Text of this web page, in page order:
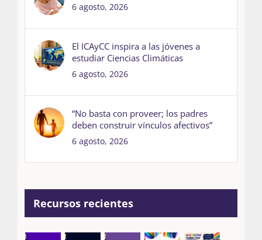
6 agosto, 2026
El ICAyCC inspira a las jóvenes a
estudiar Ciencias Climáticas
6 agosto, 2026
“No basta con proveer; los padres
deben construir vínculos afectivos”
6 agosto, 2026
Recursos recientes